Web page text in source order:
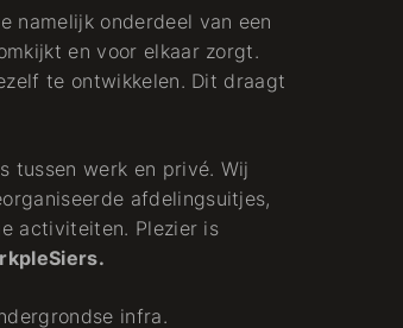
namelijk onderdeel van een
en voor elkaar zorgt.
te ontwikkelen. Dit draagt
tussen werk en privé. Wij
afdelingsuitjes,
activiteiten. Plezier is
infra.